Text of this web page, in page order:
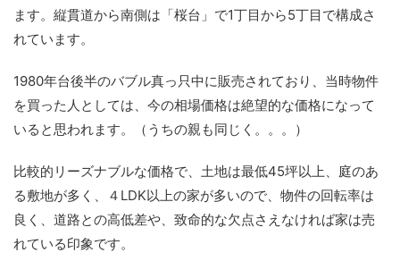
ます。縦貫道から南側は「桜台」で1丁目から5丁目で構成さ
れています。
1980年台後半のバブル真っ只中に販売されており、当時物件
を買った人としては、今の相場価格は絶望的な価格になって
いると思われます。（うちの親も同じく。。。）
比較的リーズナブルな価格で、土地は最低45坪以上、庭のあ
る敷地が多く、４LDK以上の家が多いので、物件の回転率は
良く、道路との高低差や、致命的な欠点さえなければ家は売
れている印象です。